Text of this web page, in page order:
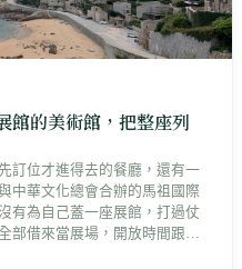
館的美術館，把整座列
訂位才進得去的餐廳，還有一
中華文化總會合辦的馬祖國際
有為自己蓋一座展館，打過仗
部借來當展場，開放時間跟著
」最具體的樣子，而那些借來